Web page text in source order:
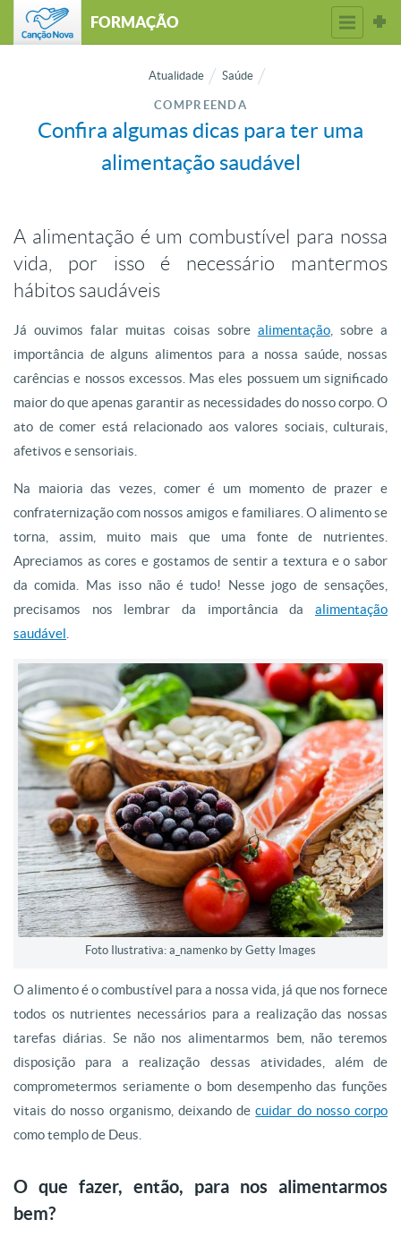
FORMAÇÃO
Atualidade Saúde
COMPREENDA
Confira algumas dicas para ter uma
alimentação saudável
A alimentação é um combustível para nossa
vida, por isso é necessário mantermos
hábitos saudáveis
Já ouvimos falar muitas coisas sobre alimentação, sobre a
importância de alguns alimentos para a nossa saúde, nossas
carências e nossos excessos. Mas eles possuem um significado
maior do que apenas garantir as necessidades do nosso corpo. O
ato de comer está relacionado aos valores sociais, culturais,
afetivos e sensoriais.
Na maioria das vezes, comer é um momento de prazer e
confraternização com nossos amigos e familiares. O alimento se
torna, assim, muito mais que uma fonte de nutrientes.
Apreciamos as cores e gostamos de sentir a textura e o sabor
da comida. Mas isso não é tudo! Nesse jogo de sensações,
precisamos nos lembrar da importância da alimentação
saudável
Foto Ilustrativa: a_namenko by Getty Images
O alimento é o combustível para a nossa vida, já que nos fornece
todos os nutrientes necessários para a realização das nossas
tarefas diárias. Se não nos alimentarmos bem, não teremos
disposição para a realização dessas atividades, além de
comprometermos seriamente o bom desempenho das funções
vitais do nosso organismo, deixando decuidar do nosso corpo
como templo de Deus.
O que fazer, então, para nos alimentarmos
bem?